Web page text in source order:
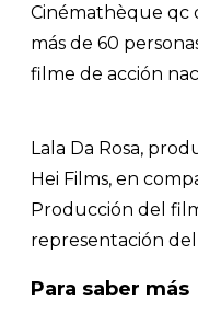
Cinémathèque qc
más de 60
filme de acción
Lala Da Rosa,
Hei Films, en
Producción del
representación
Para saber más